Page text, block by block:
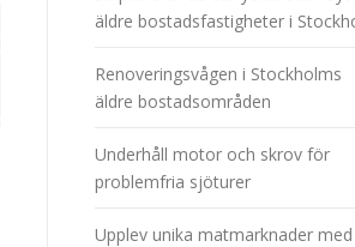
äldre bostadsfastigheter i
Renoveringsvågen i Stockholms
äldre bostadsområden
Underhåll motor och skrov för
problemfria sjöturer
Upplev unika matmarknader med